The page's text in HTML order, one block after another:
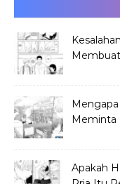
Meminta
Apakah